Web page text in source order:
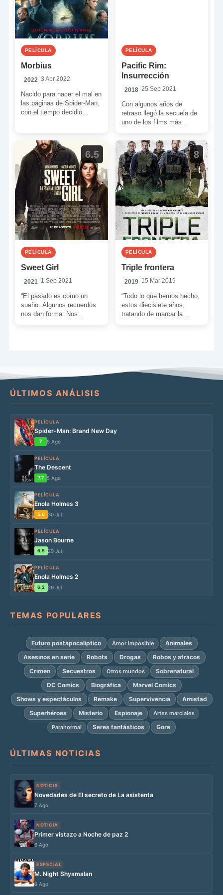
PELÍCULA
Morbius
2022 3 Abr 2022
Nacido para hacer el mal en
las páginas de Spider-Man,
con el tiempo decidió
PELÍCULA
Pacific Rim:
Insurrección
2018 25 Sep 2021
Con algunos años de
retraso llegó la secuela de
uno de los films más
Toro. Al […]
6.5
PELÍCULA
Sweet Girl
2021 1 Sep 2021
“El pasado es como un
sueño. Algunos recuerdos
nos dan forma. Nos
8
PELÍCULA
Triple frontera
2019 15 Mar 2019
“Todo lo que hemos hecho,
estos diecisiete años,
tratando de marcar la
ÚLTIMOS ANÁLISIS
PELÍCULA
Spider-Man: Brand New Day
7 5 Ago
PELÍCULA
The Descent
7.7 5 Ago
PELÍCULA
Enola Holmes 3
5.6 30 Jul
PELÍCULA
Jason Bourne
6.5 29 Jul
PELÍCULA
Enola Holmes 2
6.2 29 Jul
TEMAS POPULARES
Futuro postapocalíptico Amor imposible
Animales
Asesinos en serie
Robots Drogas
Robos y atracos
Crimen
Secuestros Otros mundos
Sobrenatural
DC Comics
Biográfica
Marvel Comics
Shows y espectáculos
Remake Supervivencia
Amistad
Superhéroes
Misterio Espionaje
Artes marciales
Paranormal
Seres fantásticos Gore
ÚLTIMAS NOTICIAS
NOTICIA
Novedades de El secreto de La asistenta
7 Ago
NOTICIA
Primer vistazo a Noche de paz 2
6 Ago
ESPECIAL
M. Night Shyamalan
6 Ago